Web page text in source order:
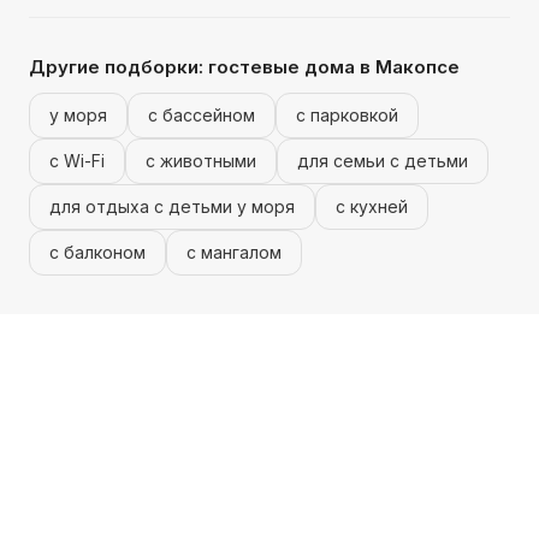
Другие подборки: гостевые дома в Макопсе
у моря с бассейном с парковкой
с Wi-Fi с животными для семьи с детьми
для отдыха с детьми у моря с кухней
с балконом с мангалом